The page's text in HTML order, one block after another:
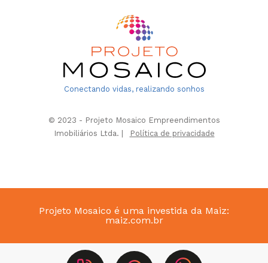
Conectando vidas, realizando sonhos
© 2023 - Projeto Mosaico Empreendimentos
Imobiliários Ltda. |
Política de privacidade
Projeto Mosaico é uma investida da Maiz:
maiz.com.br